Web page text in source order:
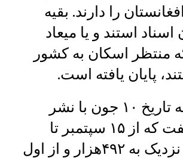
را دارند. بقیه
اسناد استند و یا میعاد
منتظر اسکان به کشور
پایان یافته است.
ملل متحد به تاریخ ۱۰ جون با نشر
گزارشی گفت که از ۱۵ سپتمبر تا
پایان ۲۰۲۳ نزدیک به ۴۹۲هزار و از اول